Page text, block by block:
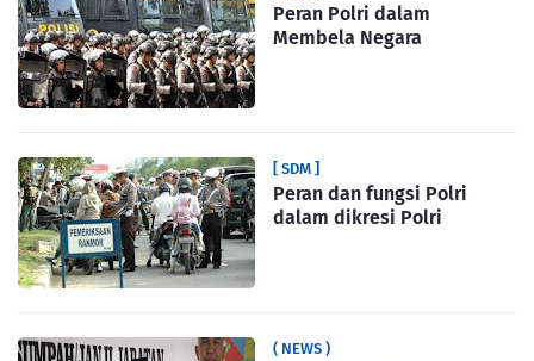
Peran Polri dalam
Membela Negara
[ SDM ]
Peran dan fungsi Polri
dalam dikresi Polri
( NEWS )